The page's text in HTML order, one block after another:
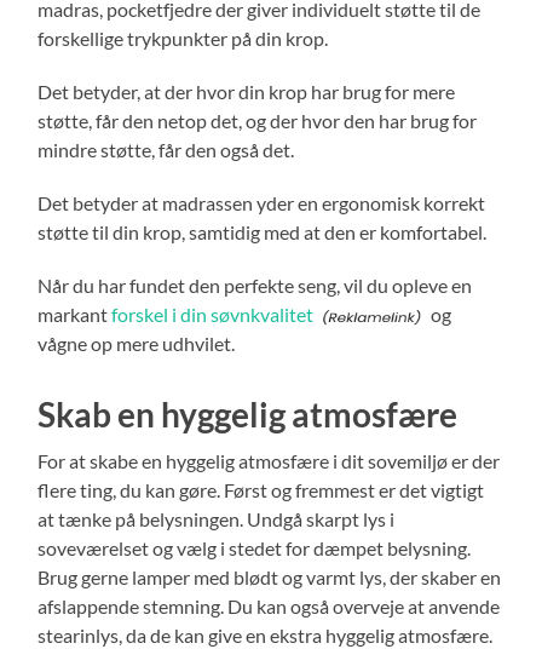
madras, pocketfjedre der giver individuelt støtte til de
forskellige trykpunkter på din krop.
Det betyder, at der hvor din krop har brug for mere
støtte, får den netop det, og der hvor den har brug for
mindre støtte, får den også det.
Det betyder at madrassen yder en ergonomisk korrekt
støtte til din krop, samtidig med at den er komfortabel.
Når du har fundet den perfekte seng, vil du opleve en
markantforskel i din søvnkvalitet
og
vågne op mere udhvilet.
Skab en hyggelig atmosfære
For at skabe en hyggelig atmosfære i dit sovemiljø er der
flere ting, du kan gøre. Først og fremmest er det vigtigt
at tænke på belysningen. Undgå skarpt lys i
soveværelset og vælg i stedet for dæmpet belysning.
Brug gerne lamper med blødt og varmt lys, der skaber en
afslappende stemning. Du kan også overveje at anvende
stearinlys, da de kan give en ekstra hyggelig atmosfære.